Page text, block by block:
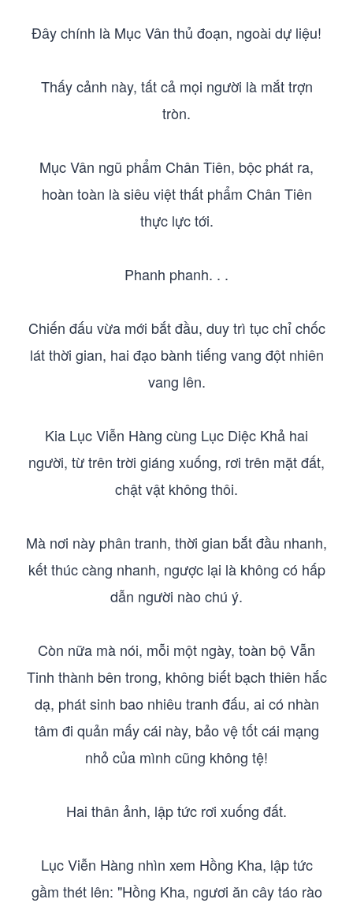
Đây chính là Mục Vân thủ đoạn, ngoài dự liệu!
Thấy cảnh này, tất cả mọi người là mắt trợn
tròn.
Mục Vân ngũ phẩm Chân Tiên, bộc phát ra,
hoàn toàn là siêu việt thất phẩm Chân Tiên
thực lực tới.
Phanh phanh. . .
Chiến đấu vừa mới bắt đầu, duy trì tục chỉ chốc
lát thời gian, hai đạo bành tiếng vang đột nhiên
vang lên.
Kia Lục Viễn Hàng cùng Lục Diệc Khả hai
người, từ trên trời giáng xuống, rơi trên mặt đất,
chật vật không thôi.
Mà nơi này phân tranh, thời gian bắt đầu nhanh,
kết thúc càng nhanh, ngược lại là không có hấp
dẫn người nào chú ý.
Còn nữa mà nói, mỗi một ngày, toàn bộ Vẫn
Tinh thành bên trong, không biết bạch thiên hắc
dạ, phát sinh bao nhiêu tranh đấu, ai có nhàn
tâm đi quản mấy cái này, bảo vệ tốt cái mạng
nhỏ của mình cũng không tệ!
Hai thân ảnh, lập tức rơi xuống đất.
Lục Viễn Hàng nhìn xem Hồng Kha, lập tức
gầm thét lên: "Hồng Kha, ngươi ăn cây táo rào